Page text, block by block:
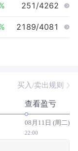
251/4262
2189/4081
--/--
--/--
3576/3837
买入/卖出规则
查看盈亏
08月11日 (周二)
22:00